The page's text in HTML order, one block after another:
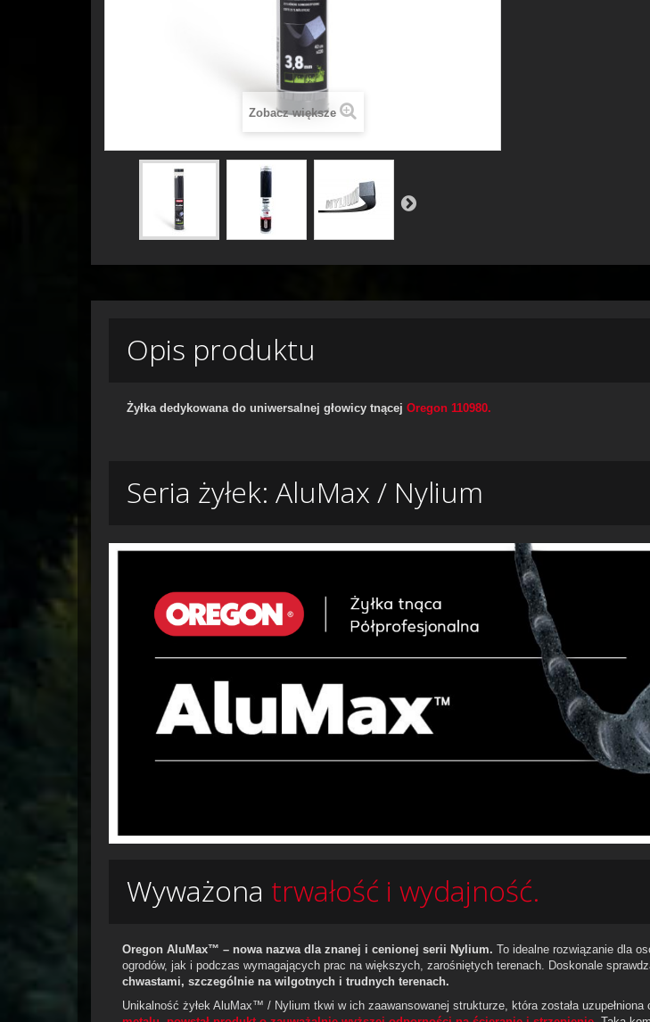
Zobacz większe
Opis produktu
Żyłka dedykowana do uniwersalnej głowicy tnącej Oregon 110980.
Seria żyłek: AluMax / Nylium
Wyważona trwałość i wydajność.
Oregon AluMax™ – nowa nazwa dla znanej i cenionej serii Nylium. To idealne rozwiązanie dla
ogrodów, jak i podczas wymagających prac na większych, zarośniętych terenach. Doskonale
chwastami, szczególnie na wilgotnych i trudnych terenach.
Unikalność żyłek AluMax™ / Nylium tkwi w ich zaawansowanej strukturze, która została uzupełniona